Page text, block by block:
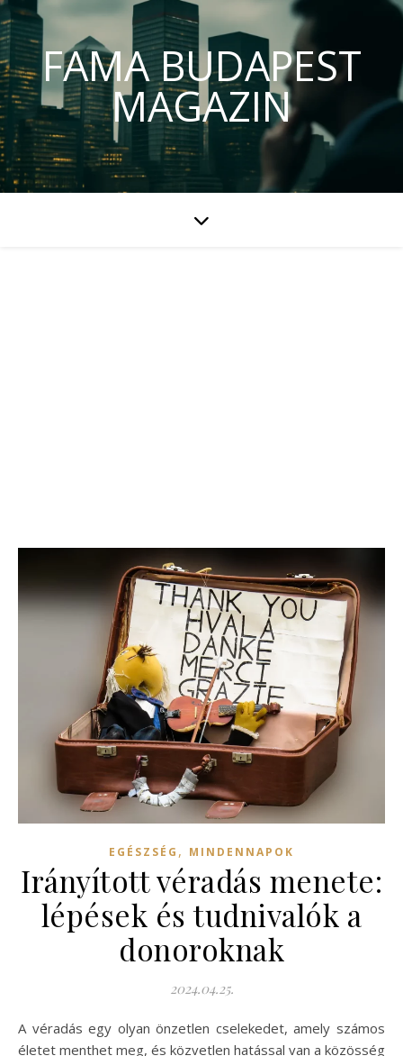
FAMA BUDAPEST
MAGAZIN
EGÉSZSÉG , MINDENNAPOK
Irányított véradás menete:
lépések és tudnivalók a
donoroknak
2024.04.25.
A véradás egy olyan önzetlen cselekedet, amely számos
életet menthet meg, és közvetlen hatással van a közösség